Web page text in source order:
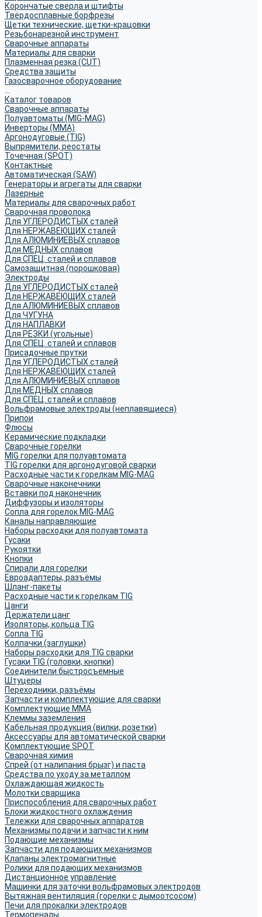
Корончатые сверла и штифты
Твёрдосплавные борфрезы
Щетки технические, щетки-крацовки
Резьбонарезной инструмент
Сварочные аппараты
Материалы для сварки
Плазменная резка (CUT)
Средства защиты
Газосварочное оборудование
Каталог товаров
Сварочные аппараты
Полуавтоматы (MIG-MAG)
Инверторы (MMA)
Аргонодуговые (TIG)
Выпрямители, реостаты
Точечная (SPOT)
Контактные
Автоматическая (SAW)
Генераторы и агрегаты для сварки
Лазерные
Материалы для сварочных работ
Сварочная проволока
Для УГЛЕРОДИСТЫХ сталей
Для НЕРЖАВЕЮЩИХ сталей
Для АЛЮМИНИЕВЫХ сплавов
Для МЕДНЫХ сплавов
Для СПЕЦ. сталей и сплавов
Самозащитная (порошковая)
Электроды
Для УГЛЕРОДИСТЫХ сталей
Для НЕРЖАВЕЮЩИХ сталей
Для АЛЮМИНИЕВЫХ сплавов
Для ЧУГУНА
Для НАПЛАВКИ
Для РЕЗКИ (угольные)
Для СПЕЦ. сталей и сплавов
Присадочные прутки
Для УГЛЕРОДИСТЫХ сталей
Для НЕРЖАВЕЮЩИХ сталей
Для АЛЮМИНИЕВЫХ сплавов
Для МЕДНЫХ сплавов
Для СПЕЦ. сталей и сплавов
Вольфрамовые электроды (неплавящиеся)
Припои
Флюсы
Керамические подкладки
Сварочные горелки
MIG горелки для полуавтомата
TIG горелки для аргонодуговой сварки
Расходные части к горелкам MIG-MAG
Сварочные наконечники
Вставки под наконечник
Диффузоры и изоляторы
Сопла для горелок MIG-MAG
Каналы направляющие
Наборы расходки для полуавтомата
Гусаки
Рукоятки
Кнопки
Спирали для горелки
Евроадаптеры, разъёмы
Шланг-пакеты
Расходные части к горелкам TIG
Цанги
Держатели цанг
Изоляторы, кольца TIG
Сопла TIG
Колпачки (заглушки)
Наборы расходки для TIG сварки
Гусаки TIG (головки, кнопки)
Соединители быстросъемные
Штуцеры
Переходники, разъёмы
Запчасти и комплектующие для сварки
Комплектующие ММА
Клеммы заземления
Кабельная продукция (вилки, розетки)
Аксессуары для автоматической сварки
Комплектующие SPOT
Сварочная химия
Спрей (от налипания брызг) и паста
Средства по уходу за металлом
Охлаждающая жидкость
Молотки сварщика
Приспособления для сварочных работ
Блоки жидкостного охлаждения
Тележки для сварочных аппаратов
Механизмы подачи и запчасти к ним
Подающие механизмы
Запчасти для подающих механизмов
Клапаны электромагнитные
Ролики для подающих механизмов
Дистанционное управление
Машинки для заточки вольфрамовых электродов
Вытяжная вентиляция (горелки с дымоотсосом)
Печи для прокалки электродов
Термопеналы